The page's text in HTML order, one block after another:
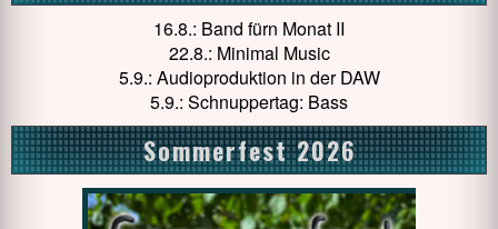
16.8.: Band fürn Monat II
22.8.: Minimal Music
5.9.: Audioproduktion in der DAW
5.9.: Schnuppertag: Bass
Sommerfest 2026